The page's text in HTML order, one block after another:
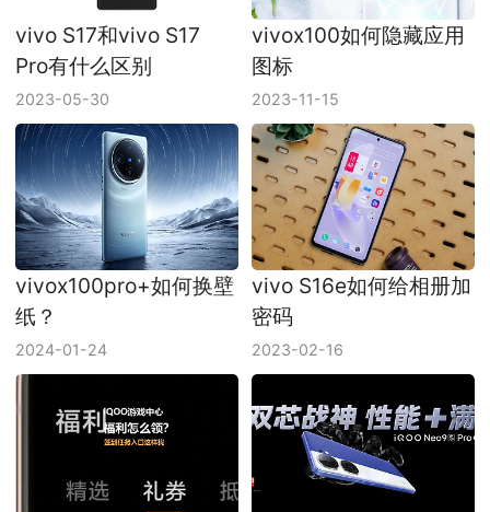
vivo S17和vivo S17
Pro有什么区别
2023-05-30
vivox100如何隐藏应用
图标
2023-11-15
vivox100pro+如何换壁
纸？
2024-01-24
vivo S16e如何给相册加
密码
2023-02-16